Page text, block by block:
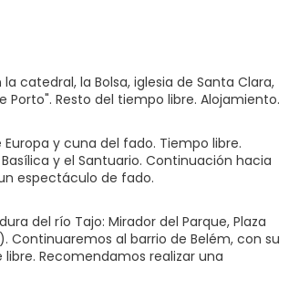
catedral, la Bolsa, iglesia de Santa Clara,
Resto del tiempo libre. Alojamiento.
y cuna del fado. Tiempo libre.
y el Santuario. Continuación hacia
espectáculo de fado.
del río Tajo: Mirador del Parque, Plaza
Continuaremos al barrio de Belém, con su
Recomendamos realizar una